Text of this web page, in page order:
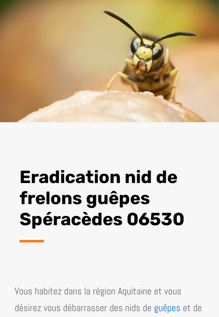
Eradication nid de
frelons guêpes
Spéracèdes 06530
Vous habitez dans la région Aquitaine et vous
désirez vous débarrasser des nids de guêpes et de